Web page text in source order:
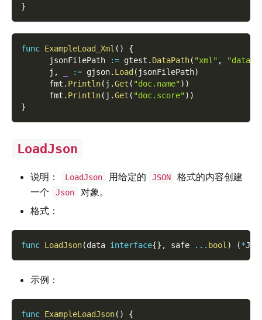
}
func ExampleLoad_Xml ( )
{
      jsonFilePath
:= gtest . DataPath( "xml" ,
      j
, := gjson. Load( jsonFilePath)
      fmt
. Println( j .Get ( "doc.name") )
      fmt
. Println( j .Get ( "doc.score") )
}
LoadJson
说明： LoadJson 用给定的 JSON
格式的内容创建
一个
Json
对象。
格式：
func LoadJson(data interface{} , safe ... bool ) (*
示例：
func ExampleLoadJson( )
{